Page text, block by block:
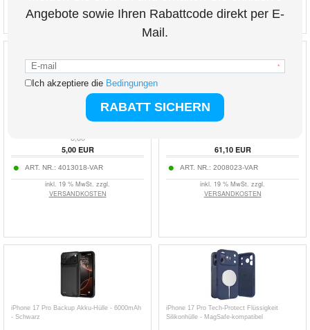
iPhone 17 Pro TPU-Hülle mit Blumenmuster
8,80
5,00EUR
ART. NR.: 4013018-VAR
inkl. 19 % MwSt. zzgl.
VERSANDKOSTEN
iPhone 17 Pro Apple Silikonhülle mit MagSafe
MGFH4ZM/A
61,10EUR
ART. NR.: 2008023-VAR
inkl. 19 % MwSt. zzgl.
VERSANDKOSTEN
iPhone 17 Pro Backup Akku-Hülle - 6000mAh
- Schwarz
iPhone 17 Pro Tech-Protect Flüssigkeit
Silikonhülle - MagSafe-kompatibel